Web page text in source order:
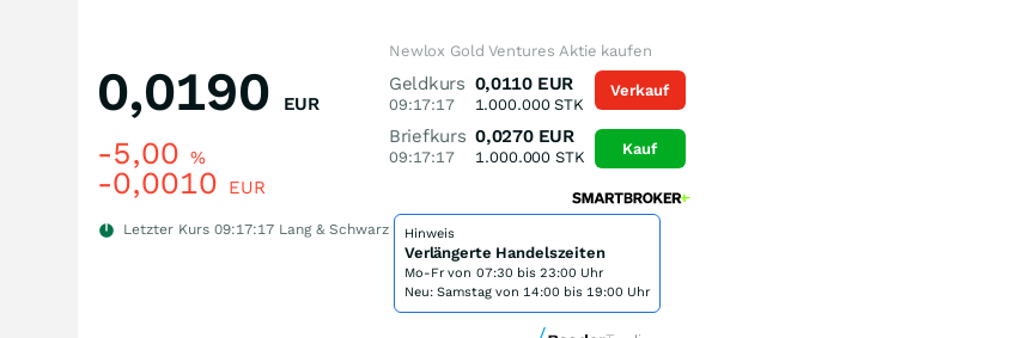
0,0190 EUR
-5,00 %
-0,0010 EUR
Letzter Kurs 09:17:17 Lang & Schwarz
Newlox Gold Ventures Aktie kaufen
Geldkurs
09:17:17
0,0110 EUR
1.000.000STK
Briefkurs
09:17:17
0,0270 EUR
1.000.000 STK
Verkauf
Kauf
Hinweis
Verlängerte Handelszeiten
Mo-Fr von 07:30 bis 23:00 Uhr
Neu: Samstag von 14:00 bis 19:00 Uhr